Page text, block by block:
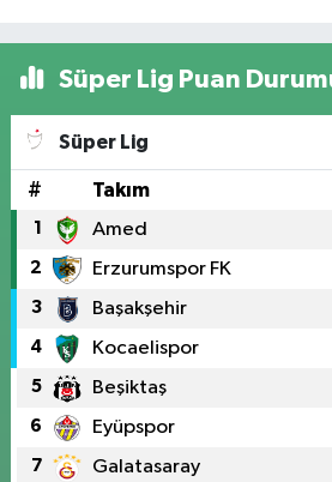
Süper Lig Puan
Süper Lig
# Takım
1 Amed
2 Erzurumspor FK
3 Başakşehir
4 Kocaelispor
5 Beşiktaş
6 Eyüpspor
7 Galatasaray